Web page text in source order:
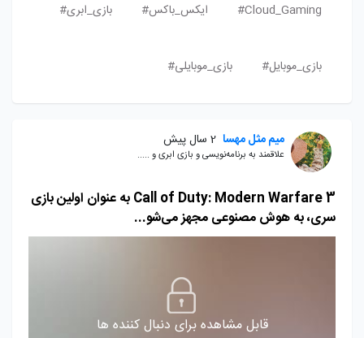
Cloud_Gaming# ایکس_باکس# بازی_ابری#
بازی_موبایل# بازی_موبایلی#
میم مثل مهسا 2 سال پیش
علاقمند به برنامه‌نویسی و بازی ابری و .....
Call of Duty: Modern Warfare 3 به عنوان اولین بازی
سری، به هوش مصنوعی مجهز می‌شو...
قابل مشاهده برای دنبال کننده ها